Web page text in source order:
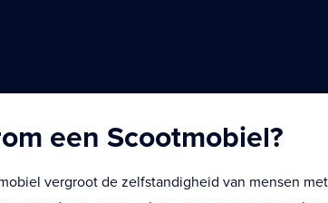
een Scootmobiel?
vergroot de zelfstandigheid van mensen